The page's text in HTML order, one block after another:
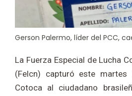
Gerson Palermo, líder del PCC,
La Fuerza Especial de Lucha
(Felcn) capturó este
Cotoca al ciudadano